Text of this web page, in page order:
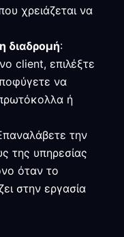
χρειάζεται να
διαδρομή:
client, επιλέξτε
να
ή
την
της υπηρεσίας
όταν το
στην εργασία